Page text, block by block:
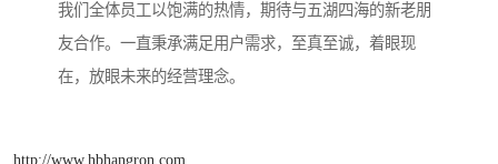
我们全体员工以饱满的热情，期待与五湖四海的新老朋
友合作。一直秉承满足用户需求，至真至诚，着眼现
在，放眼未来的经营理念。
http://www.hbhangron.com